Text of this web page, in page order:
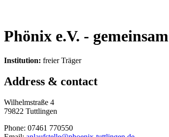
Phönix e.V. -
Institution: freier Träger
Address & contact
Wilhelmstraße 4
79822 Tuttlingen
Phone: 07461 770550